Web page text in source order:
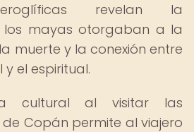
revelan la
mayas otorgaban a la
muerte y la conexión entre
el espiritual.
cultural al visitar las
Copán permite al viajero